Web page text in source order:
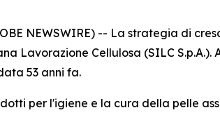
NEWSWIRE) -- La strategia di
Lavorazione Cellulosa (SILC
53 anni fa.
per l'igiene e la cura della pelle